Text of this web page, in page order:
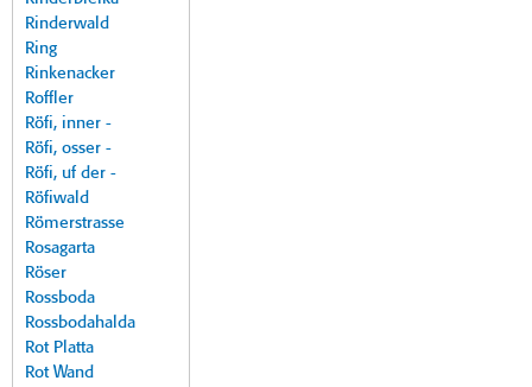
Rinderwald
Ring
Rinkenacker
Roffler
Röfi, inner -
Röfi, osser -
Röfi, uf der -
Röfiwald
Römerstrasse
Rosagarta
Röser
Rossboda
Rossbodahalda
Rot Platta
Rot Wand